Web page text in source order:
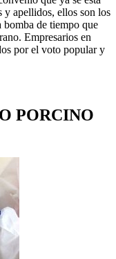
y apellidos, ellos son los
bomba de tiempo que
Empresarios en
por el voto popular y
PORCINO